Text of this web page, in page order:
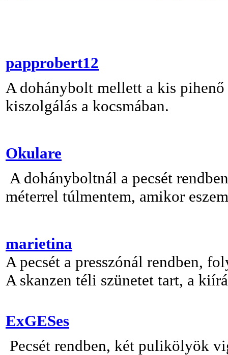
papprobert12
A dohánybolt mellett a kis
kiszolgálás a kocsmában.
Okulare
A dohányboltnál a pecsét
méterrel túlmentem, amikor
marietina
A pecsét a presszónál rendben,
A skanzen téli szünetet tart, a
ExGESes
Pecsét rendben, két pulikölyök